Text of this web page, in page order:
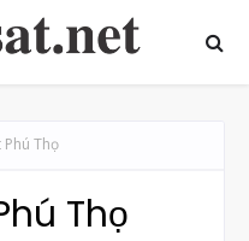
Phú Thọ
Thọ